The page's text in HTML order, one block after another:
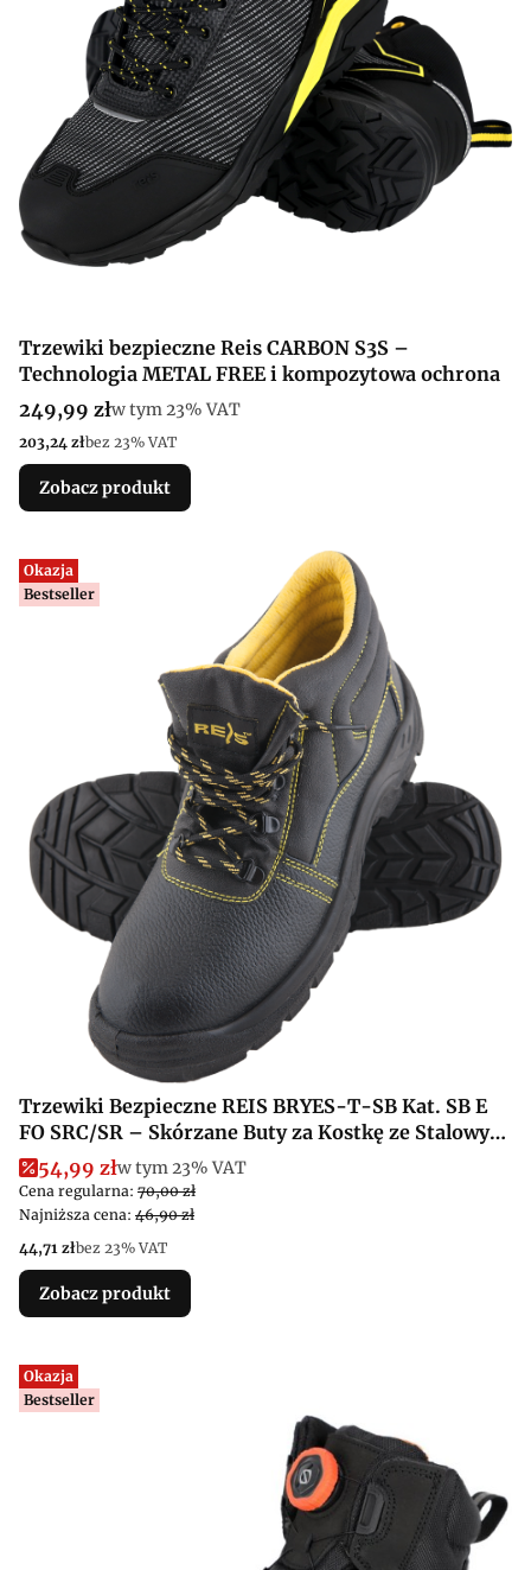
Trzewiki bezpieczne Reis CARBON S3S –
Technologia METAL FREE i kompozytowa ochrona
Cena brutto
249,99 złw tym %s VAT
w tym23% VAT
Cena netto
203,24 złbez 23% VAT
Zobacz produkt
Okazja
Bestseller
Trzewiki Bezpieczne REIS BRYES-T-SB Kat. SB E
FO SRC/SR – Skórzane Buty za Kostkę ze Stalowym
Podnoskiem
Cena promocyjna brutto
54,99 złw tym %s VAT
w tym23% VAT
Cena regularna: 70,00 zł
Najniższa cena: 46,90 zł
Cena netto
44,71 złbez 23% VAT
Zobacz produkt
Okazja
Bestseller